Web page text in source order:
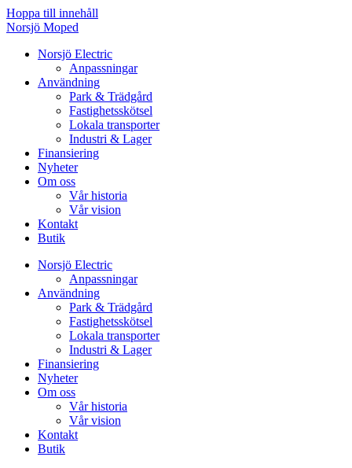
Hoppa till innehåll
Norsjö Moped
Norsjö Electric
Anpassningar
Användning
Park & Trädgård
Fastighetsskötsel
Lokala transporter
Industri & Lager
Finansiering
Nyheter
Om oss
Vår historia
Vår vision
Kontakt
Butik
Norsjö Electric
Anpassningar
Användning
Park & Trädgård
Fastighetsskötsel
Lokala transporter
Industri & Lager
Finansiering
Nyheter
Om oss
Vår historia
Vår vision
Kontakt
Butik